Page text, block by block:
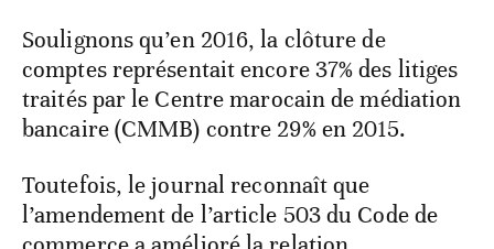
Soulignons qu’en 2016, la clôture de
comptes représentait encore 37% des litiges
traités par le Centre marocain de médiation
bancaire (CMMB) contre 29% en 2015.
Toutefois, le journal reconnaît que
l’amendement de l’article 503 du Code de